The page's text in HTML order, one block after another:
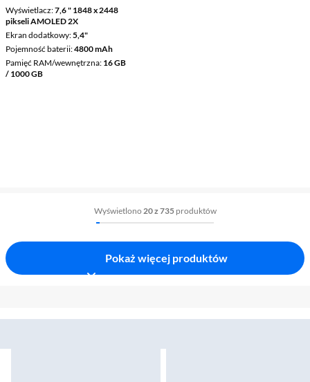
Wyświetlacz 7,6 " 1848 x 2448
pikseli AMOLED 2X
Ekran dodatkowy 5,4"
Pojemność baterii 4800 mAh
Pamięć RAM/wewnętrzna 16 GB
/ 1000 GB
Wyświetlono 20 z 735 produktów
Pokaż więcej produktów